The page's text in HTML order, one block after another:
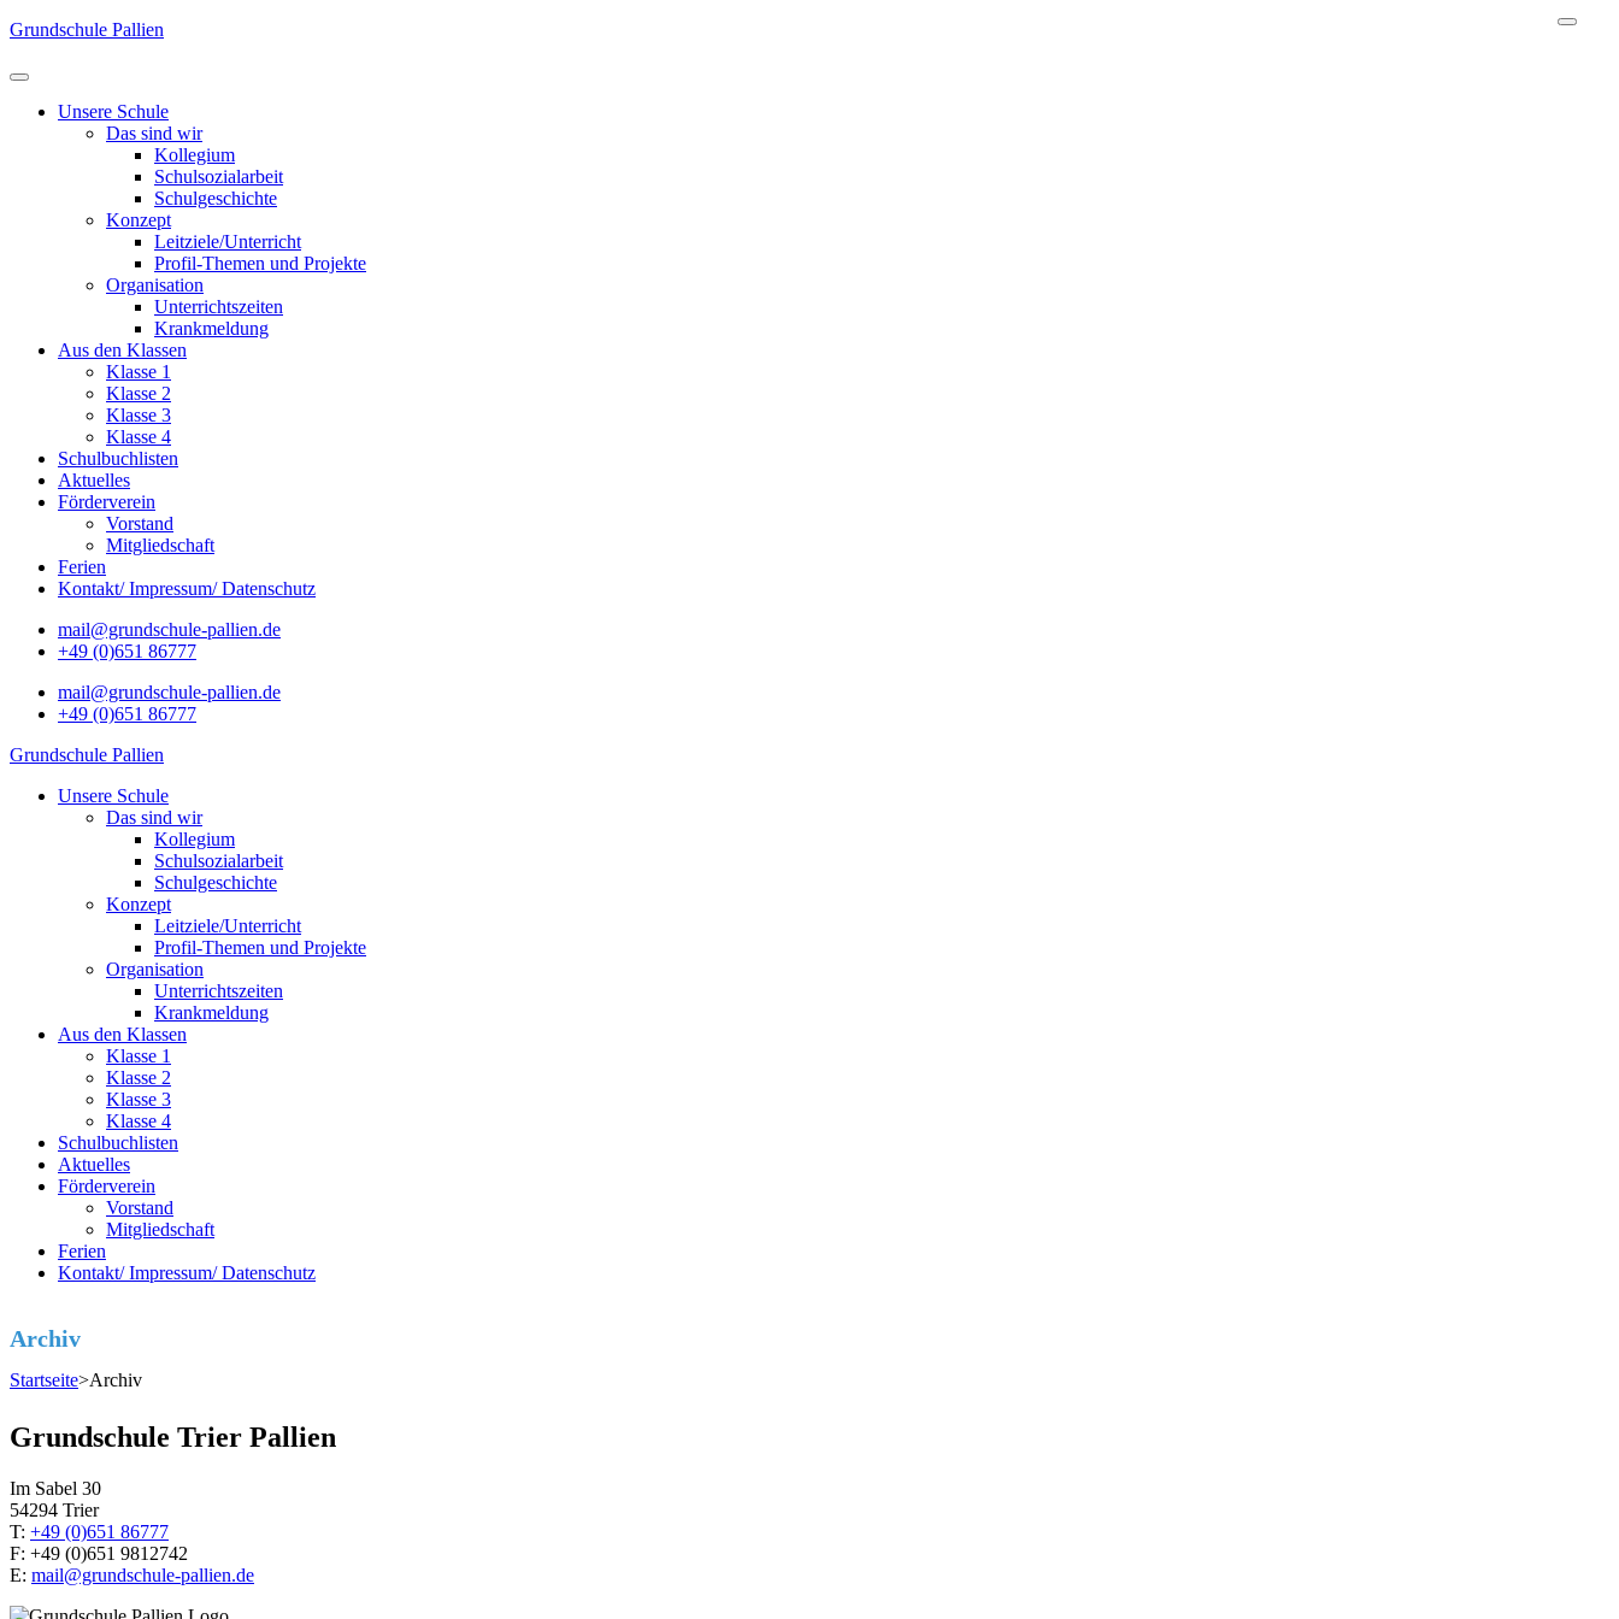
Zum
springen
drücken)
Grundschule Pallien
Unsere Schule
Das sind wir
Kollegium
Schulsozialarbeit
Schulgeschichte
Konzept
Leitziele/Unterricht
Profil-Themen und Projekte
Organisation
Unterrichtszeiten
Krankmeldung
Aus den Klassen
Klasse 1
Klasse 2
Klasse 3
Klasse 4
Schulbuchlisten
Aktuelles
Förderverein
Vorstand
Mitgliedschaft
Ferien
Kontakt/ Impressum/ Datenschutz
mail@grundschule-pallien.de
+49 (0)651 86777
mail@grundschule-pallien.de
+49 (0)651 86777
Grundschule Pallien
Unsere Schule
Das sind wir
Kollegium
Schulsozialarbeit
Schulgeschichte
Konzept
Leitziele/Unterricht
Profil-Themen und Projekte
Organisation
Unterrichtszeiten
Krankmeldung
Aus den Klassen
Klasse 1
Klasse 2
Klasse 3
Klasse 4
Schulbuchlisten
Aktuelles
Förderverein
Vorstand
Mitgliedschaft
Ferien
Kontakt/ Impressum/ Datenschutz
Archiv
Startseite>Archiv
Grundschule Trier Pallien
Im Sabel 30
54294 Trier
T: +49 (0)651 86777
F: +49 (0)651 9812742
E: mail@grundschule-pallien.de